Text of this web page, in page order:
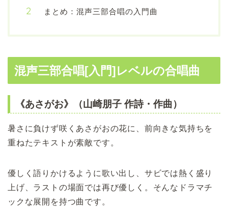
まとめ：混声三部合唱の入門曲
混声三部合唱[入門]レベルの合唱曲
《あさがお》（山崎朋子 作詩・作曲）
暑さに負けず咲くあさがおの花に、前向きな気持ちを
重ねたテキストが素敵です。
優しく語りかけるように歌い出し、サビでは熱く盛り
上げ、ラストの場面では再び優しく。そんなドラマチ
ックな展開を持つ曲です。